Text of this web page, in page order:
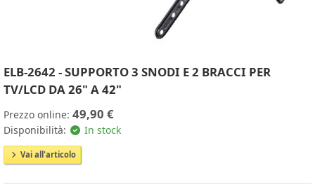
ELB-2642 - SUPPORTO 3 SNODI E 2 BRACCI PER
TV/LCD DA 26" A 42"
Prezzo online: 49,90 €
Disponibilità: In stock
Vai all'articolo